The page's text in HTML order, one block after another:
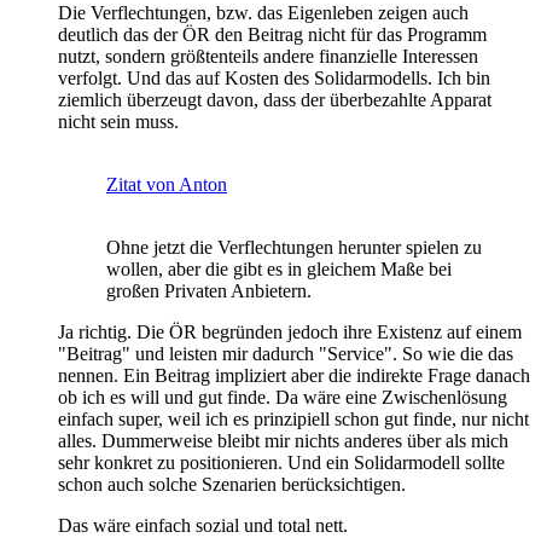
Die Verflechtungen, bzw. das Eigenleben zeigen auch
deutlich das der ÖR den Beitrag nicht für das Programm
nutzt, sondern größtenteils andere finanzielle Interessen
verfolgt. Und das auf Kosten des Solidarmodells. Ich bin
ziemlich überzeugt davon, dass der überbezahlte Apparat
nicht sein muss.
Zitat von Anton
Ohne jetzt die Verflechtungen herunter spielen zu
wollen, aber die gibt es in gleichem Maße bei
großen Privaten Anbietern.
Ja richtig. Die ÖR begründen jedoch ihre Existenz auf einem
"Beitrag" und leisten mir dadurch "Service". So wie die das
nennen. Ein Beitrag impliziert aber die indirekte Frage danach
ob ich es will und gut finde. Da wäre eine Zwischenlösung
einfach super, weil ich es prinzipiell schon gut finde, nur nicht
alles. Dummerweise bleibt mir nichts anderes über als mich
sehr konkret zu positionieren. Und ein Solidarmodell sollte
schon auch solche Szenarien berücksichtigen.
Das wäre einfach sozial und total nett.